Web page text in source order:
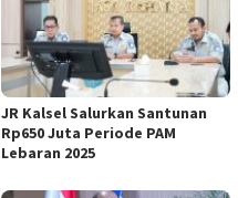
JR Kalsel Salurkan Santunan
Rp650 Juta Periode PAM
Lebaran 2025